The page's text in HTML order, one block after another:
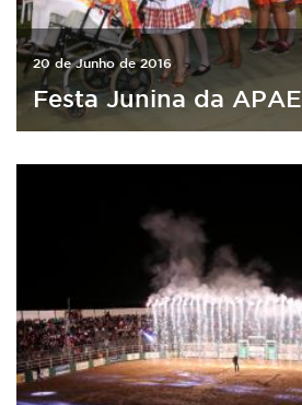
20 de Junho de 2016
Festa Junina da APAE